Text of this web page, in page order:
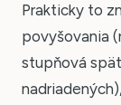
Prakticky to
povyšovania
stupňová